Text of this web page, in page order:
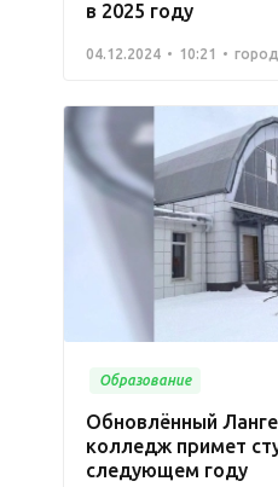
в 2025 году
04.12.2024 10:21
Образование
Обновлённый
колледж примет
следующем году